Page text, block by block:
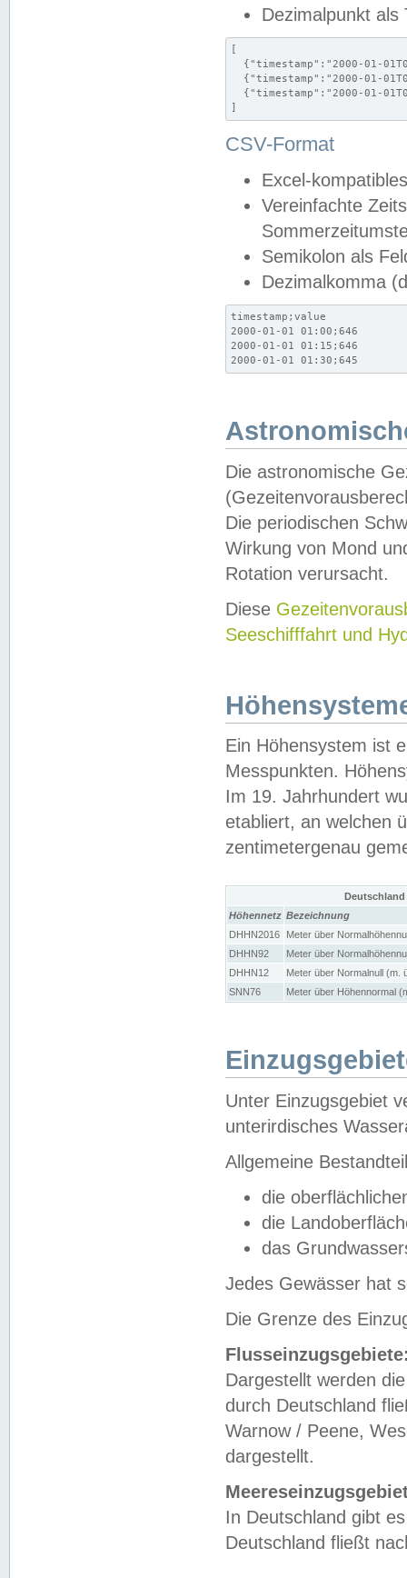
Dezimalpunkt als
[
{"timestamp":"2000-01-
{"timestamp":"2000-01-
{"timestamp":"2000-01-
]
CSV-Format
Excel-
Vereinfachte
Semikolon als
Dezimalkomma
timestamp;value
2000-01-01 01:00;646
2000-01-01 01:15;646
2000-01-01 01:30;645
Die astronomische
Die periodischen
Wirkung von Mond
Rotation verursacht.
Diese
Seeschifffahrt und
Ein Höhensystem ist
Messpunkten.
Im 19. Jahrhundert
etabliert, an welchen
zentimetergenau
Höhennetz Bezeichnung
DHHN2016
Meter über
DHHN92
Meter über
DHHN12
Meter über Normalnull (m.
SNN76
Meter über Höhennormal
Unter Einzugsgebiet
unterirdisches
Allgemeine
die
die
das
Jedes Gewässer hat
Die Grenze des
Dargestellt werden
durch Deutschland
Warnow / Peene,
dargestellt.
In Deutschland gibt
Deutschland fließt